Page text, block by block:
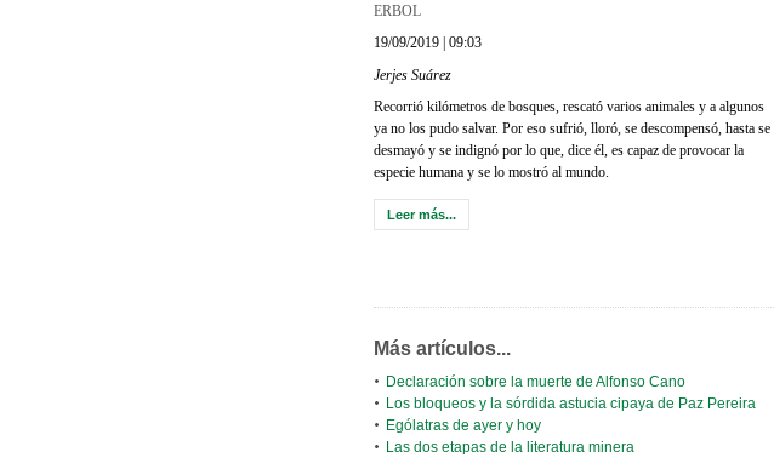
ERBOL
19/09/2019 | 09:03
Jerjes Suárez
Recorrió kilómetros de bosques, rescató varios animales y a algunos
ya no los pudo salvar. Por eso sufrió, lloró, se descompensó, hasta se
desmayó y se indignó por lo que, dice él, es capaz de provocar la
especie humana y se lo mostró al mundo.
Leer más...
Más artículos...
Declaración sobre la muerte de Alfonso Cano
Los bloqueos y la sórdida astucia cipaya de Paz Pereira
Ególatras de ayer y hoy
Las dos etapas de la literatura minera